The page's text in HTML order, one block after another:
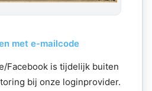
met e-mailcode
Facebook is tijdelijk buiten
bij onze loginprovider.